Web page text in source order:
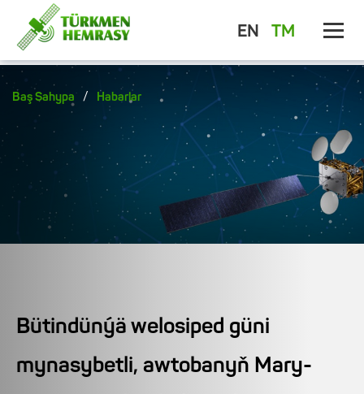
EN TM
Baş Sahypa / Habarlar
Bütindünýä welosiped güni
mynasybetli, awtobanyň Mary-